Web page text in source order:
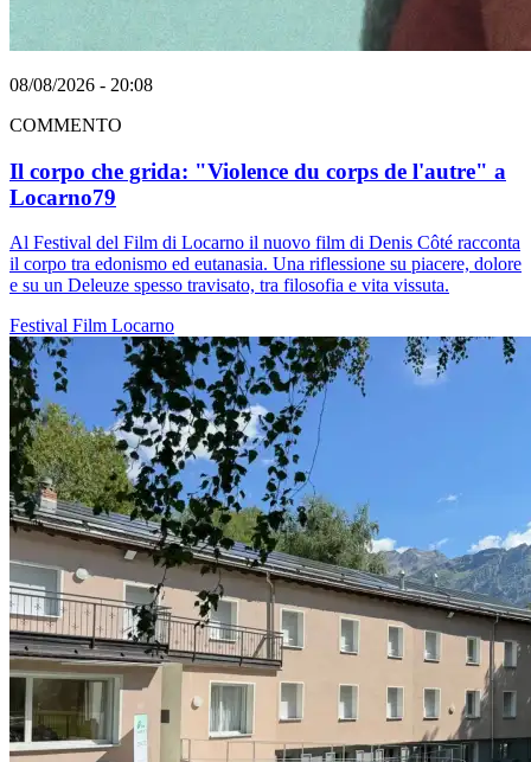
08/08/2026 - 20:08
COMMENTO
Il corpo che grida: "Violence du corps de l'autre" a
Locarno79
Al Festival del Film di Locarno il nuovo film di Denis Côté racconta
il corpo tra edonismo ed eutanasia. Una riflessione su piacere, dolore
e su un Deleuze spesso travisato, tra filosofia e vita vissuta.
Festival Film Locarno